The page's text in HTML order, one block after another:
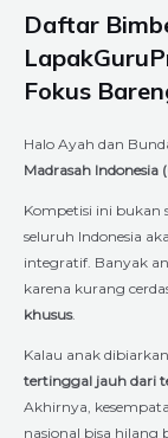
Daftar
Fokus
Halo Ayah dan
Madrasah Indonesia
Kompetisi ini bukan
seluruh Indonesia
integratif. Banyak
karena kurang
khusus.
Kalau anak
tertinggal jauh dari
Akhirnya,
nasional bisa hilang